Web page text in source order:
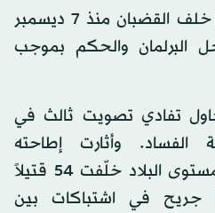
ويقبع كاستيو (53 عاماً) خلف القضبان منذ 7 ديسمبر
البرلمان والحكم بموجب
تفادي تصويت ثالث في
الفساد. وأثارت إطاحته
احتجاجات حاشدة على مستوى البلاد خلّفت 54 قتيلاً
على الأقل ونحو 600 جريح في اشتباكات بين